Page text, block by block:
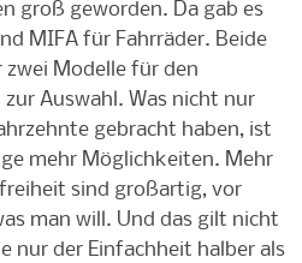
groß geworden. Da gab es
MIFA für Fahrräder. Beide
Modelle für den
Auswahl. Was nicht nur
gebracht haben, ist
mehr Möglichkeiten. Mehr
sind großartig, vor
man will. Und das gilt nicht
nur der Einfachheit halber als